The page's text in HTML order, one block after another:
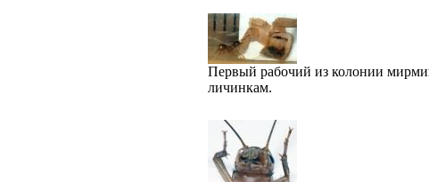
Первый рабочий из колонии
личинкам.